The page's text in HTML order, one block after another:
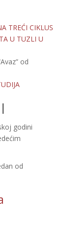
TREĆI CIKLUS
U TUZLI U
od
godini
od